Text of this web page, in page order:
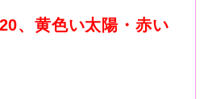
、黄色い太陽・赤い